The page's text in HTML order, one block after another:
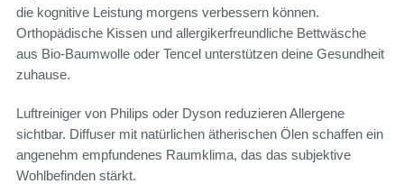
die kognitive Leistung morgens verbessern können.
Orthopädische Kissen und allergikerfreundliche Bettwäsche
aus Bio-Baumwolle oder Tencel unterstützen deine Gesundheit
zuhause.
Luftreiniger von Philips oder Dyson reduzieren Allergene
sichtbar. Diffuser mit natürlichen ätherischen Ölen schaffen ein
angenehm empfundenes Raumklima, das das subjektive
Wohlbefinden stärkt.